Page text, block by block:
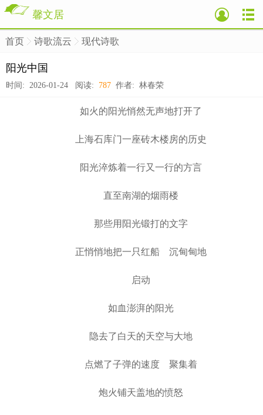
馨文居
首页 诗歌流云 现代诗歌
阳光中国
时间: 2026-01-24 阅读: 787 作者: 林春荣
如火的阳光悄然无声地打开了
上海石库门一座砖木楼房的历史
阳光淬炼着一行又一行的方言
直至南湖的烟雨楼
那些用阳光锻打的文字
正悄悄地把一只红船 沉甸甸地
启动
如血澎湃的阳光
隐去了白天的天空与大地
点燃了子弹的速度 聚集着
炮火铺天盖地的愤怒